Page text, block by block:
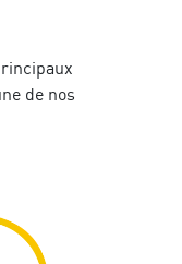
de nos